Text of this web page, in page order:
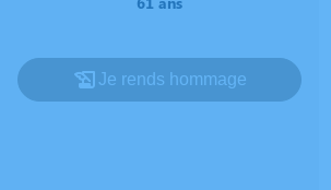
Je rends hommage